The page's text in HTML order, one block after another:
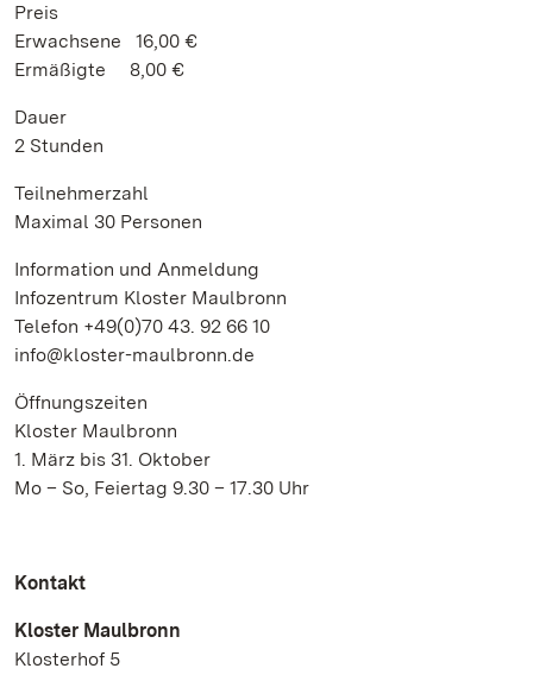
Preis
Erwachsene 16,00 €
Ermäßigte 8,00 €
Dauer
2 Stunden
Teilnehmerzahl
Maximal 30 Personen
Information und Anmeldung
Infozentrum Kloster Maulbronn
Telefon +49(0)70 43. 92 66 10
info@kloster-maulbronn.de
Öffnungszeiten
Kloster Maulbronn
1. März bis 31. Oktober
Mo – So, Feiertag 9.30 – 17.30 Uhr
Kontakt
Kloster Maulbronn
Klosterhof 5